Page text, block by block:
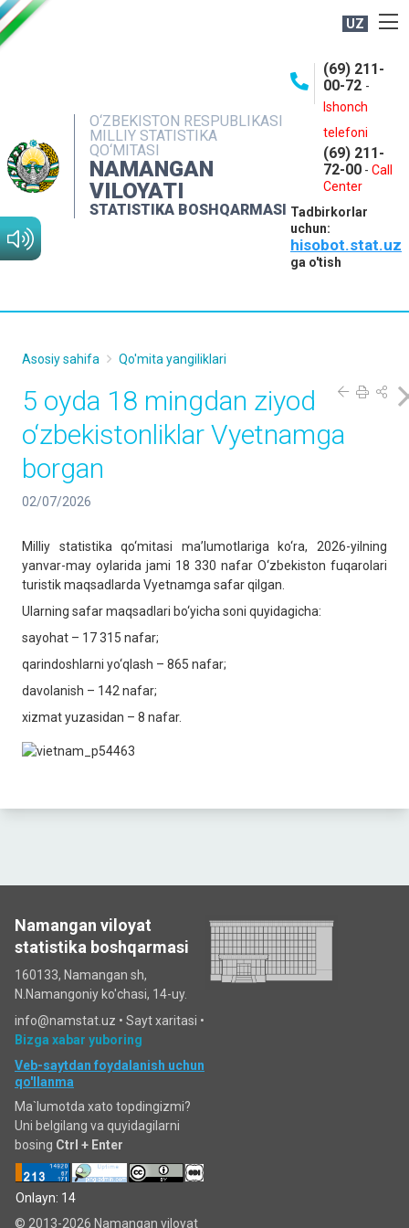
UZ
O‘ZBEKISTON RESPUBLIKASI
MILLIY STATISTIKA
QO‘MITASI
NAMANGAN
VILOYATI
STATISTIKA BOSHQARMASI
(69) 211-
00-72 -
Ishonch
telefoni
(69) 211-
72-00 - Call
Center
Tadbirkorlar
uchun:
hisobot.stat.uz
ga o'tish
NASHRLAR
INTERAKTIV XIZMATLAR
MATBUOT XIZMATI
MUROJAATLAR
Asosiy sahifa Qo'mita yangiliklari
5 oyda 18 mingdan ziyod
o‘zbekistonliklar Vyetnamga
borgan
02/07/2026
Milliy statistika qo‘mitasi ma’lumotlariga ko‘ra, 2026-yilning
yanvar-may oylarida jami 18 330 nafar O‘zbekiston fuqarolari
turistik maqsadlarda Vyetnamga safar qilgan.
Ularning safar maqsadlari bo‘yicha soni quyidagicha:
sayohat – 17 315 nafar;
qarindoshlarni yo‘qlash – 865 nafar;
davolanish – 142 nafar;
xizmat yuzasidan – 8 nafar.
Namangan viloyat
statistika boshqarmasi
160133, Namangan sh,
N.Namangoniy ko'chasi, 14-uy.
info@namstat.uz • Sayt xaritasi •
Bizga xabar yuboring
Veb-saytdan foydalanish uchun
qo'llanma
Ma`lumotda xato topdingizmi?
Uni belgilang va quyidagilarni
bosing Ctrl + Enter
Onlayn: 14
© 2013-2026 Namangan viloyat